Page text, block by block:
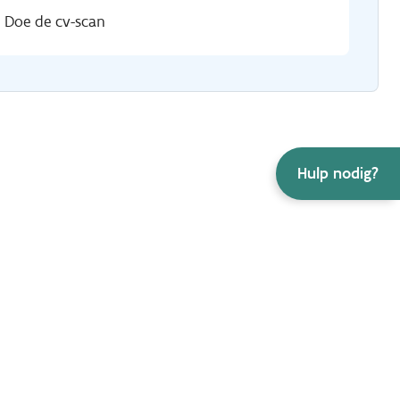
Hulp nodig?
Doe de cv-scan